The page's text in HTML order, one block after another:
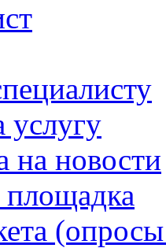
услугу
на новости
площадка
(опросы